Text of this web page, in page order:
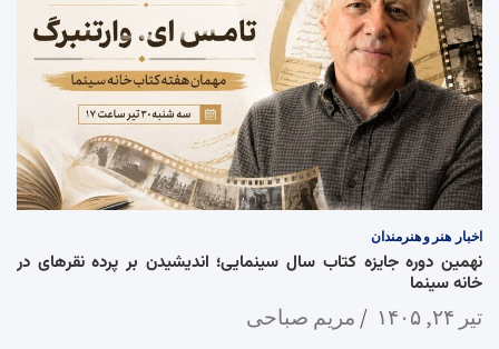
اخبار هنر و هنرمندان
نهمین دوره جایزه کتاب سال سینمایی؛ اندیشیدن بر پرده نقرهای در
خانه سینما
تیر ۲۴, ۱۴۰۵ مریم صباحی